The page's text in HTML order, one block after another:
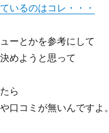
いるのはコレ・・・
ーとかを参考にして
めようと思って
ら
口コミが無いんですよ。